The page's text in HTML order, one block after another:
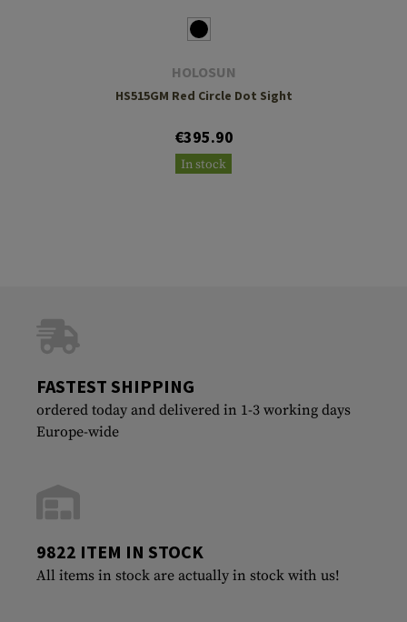
HOLOSUN
HS515GM Red Circle Dot Sight
€395.90
In stock
FASTEST SHIPPING
ordered today and delivered in 1-3 working days
Europe-wide
9822 ITEM IN STOCK
All items in stock are actually in stock with us!